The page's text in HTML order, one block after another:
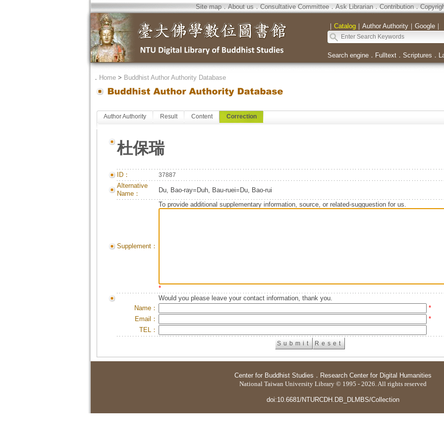
Site map．About us．Consultative Committee．Ask Librarian．Contribution．
｜ Catalog｜ Author Authority｜ Google｜
Search engine． Fulltext． Scriptures ．
． Home> Buddhist Author Authority Database
Author Authority Result Content Correction
杜保瑞
ID： 37887
Alternative
Name：
Du, Bao-ray=Duh, Bau-ruei=Du, Bao-rui
Supplement：
To provide additional supplementary information, source, or related-sugguestion for us.
*
Would you please leave your contact information, thank you.
Name：
*
Email：
*
TEL：
Center for Buddhist Studies ． Research Center for Digital Humanities
National Taiwan University Library © 1995 - 2026. All rights reserved
doi:10.6681/NTURCDH.DB_DLMBS/Collection